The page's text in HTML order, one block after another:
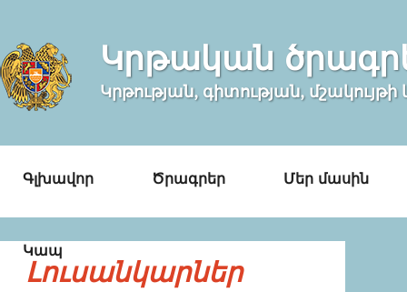
Կրթական
Կրթության, գիտության,
Գլխավոր Ծրագրեր Մեր մասին
Կապ
Լուսանկարներ